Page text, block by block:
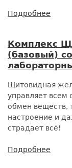
Подробнее
на
два
и
Комплекс
(базовый)
Щитовидная
управляет всем
обмен веществ,
настроение и
страдает всё!
Подробнее